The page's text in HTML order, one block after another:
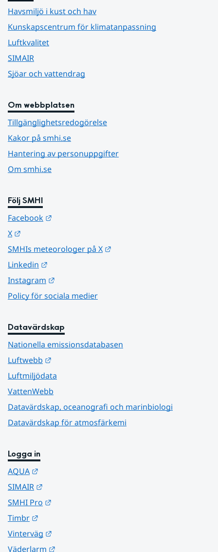
Havsmiljö i kust och hav
Kunskapscentrum för klimatanpassning
Luftkvalitet
SIMAIR
Sjöar och vattendrag
Om webbplatsen
Tillgänglighetsredogörelse
Kakor på smhi.se
Hantering av personuppgifter
Om smhi.se
Följ SMHI
Facebook
X
SMHIs meteorologer på X
Linkedin
Instagram
Policy för sociala medier
Datavärdskap
Nationella emissionsdatabasen
Luftwebb
Luftmiljödata
VattenWebb
Datavärdskap, oceanografi och marinbiologi
Datavärdskap för atmosfärkemi
Logga in
AQUA
SIMAIR
SMHI Pro
Timbr
Vinterväg
Väderlarm